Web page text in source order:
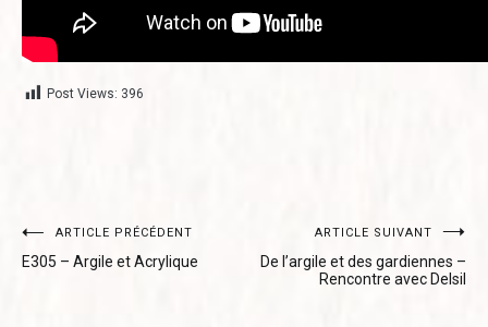
Post Views: 396
Navigation
de
ARTICLE PRÉCÉDENT
E305 – Argile et Acrylique
ARTICLE SUIVANT
De l’argile et des gardiennes –
Rencontre avec Delsil